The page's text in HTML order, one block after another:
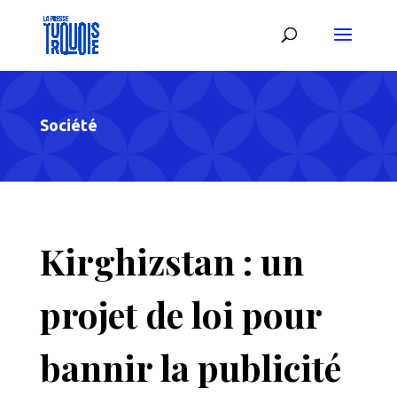
Société
Kirghizstan : un
projet de loi pour
bannir la publicité